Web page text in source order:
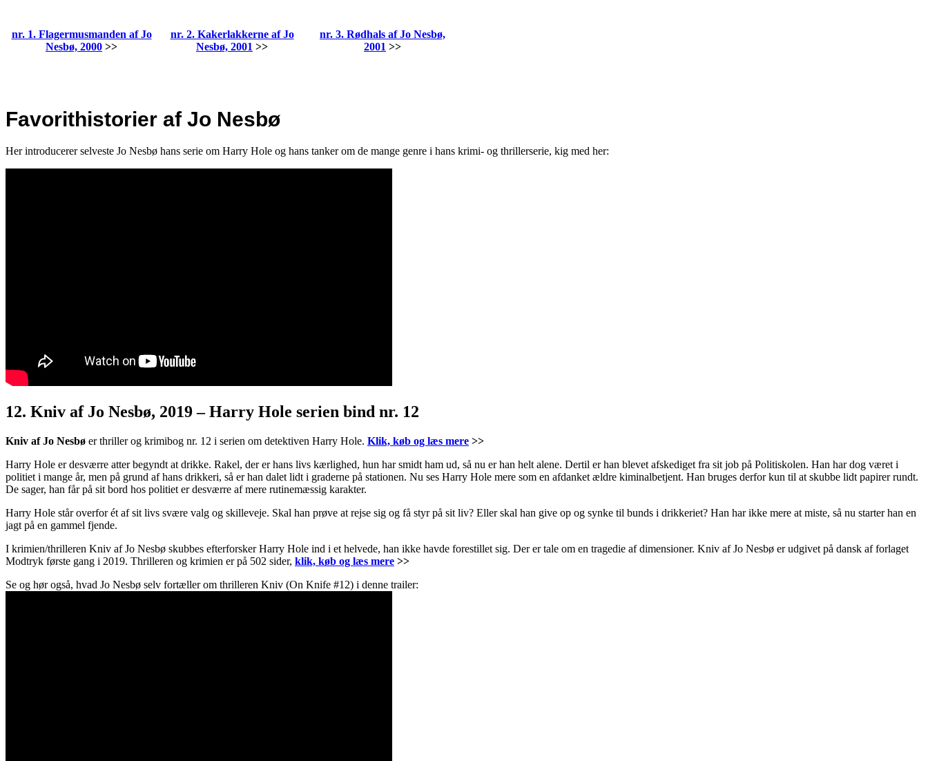
nr. 1. Flagermusmanden af Jo
Nesbø, 2000 >>
nr. 2. Kakerlakkerne af Jo
Nesbø, 2001 >>
nr. 3. Rødhals af Jo Nesbø,
2001 >>
Favorithistorier af Jo Nesbø
Her introducerer selveste Jo Nesbø hans serie om Harry Hole og hans tanker om de mange genre i hans krimi- og thrillerserie, kig med her:
12. Kniv af Jo Nesbø, 2019 – Harry Hole serien bind nr. 12
Kniv af Jo Nesbø er thriller og krimibog nr. 12 i serien om detektiven Harry Hole. Klik, køb og læs mere >>
Harry Hole er desværre atter begyndt at drikke. Rakel, der er hans livs kærlighed, hun har smidt ham ud, så nu er han helt alene. Dertil er han blevet afskediget fra sit job på Politiskolen. Han har dog været i
politiet i mange år, men på grund af hans drikkeri, så er han dalet lidt i graderne på stationen. Nu ses Harry Hole mere som en afdanket ældre kiminalbetjent. Han bruges derfor kun til at skubbe lidt papirer rundt.
De sager, han får på sit bord hos politiet er desværre af mere rutinemæssig karakter.
Harry Hole står overfor ét af sit livs svære valg og skilleveje. Skal han prøve at rejse sig og få styr på sit liv? Eller skal han give op og synke til bunds i drikkeriet? Han har ikke mere at miste, så nu starter han en
jagt på en gammel fjende.
I krimien/thrilleren Kniv af Jo Nesbø skubbes efterforsker Harry Hole ind i et helvede, han ikke havde forestillet sig. Der er tale om en tragedie af dimensioner. Kniv af Jo Nesbø er udgivet på dansk af forlaget
Modtryk første gang i 2019. Thrilleren og krimien er på 502 sider, klik, køb og læs mere >>
Se og hør også, hvad Jo Nesbø selv fortæller om thrilleren Kniv (On Knife #12) i denne trailer: